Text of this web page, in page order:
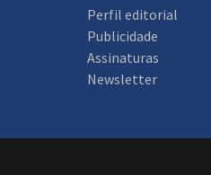
Perfil editorial
Publicidade
Assinaturas
Newsletter